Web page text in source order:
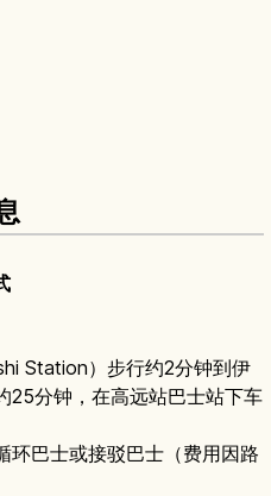
Station）步行约2分钟到伊
25分钟，在高远站巴士站下车
环巴士或接驳巴士（费用因路